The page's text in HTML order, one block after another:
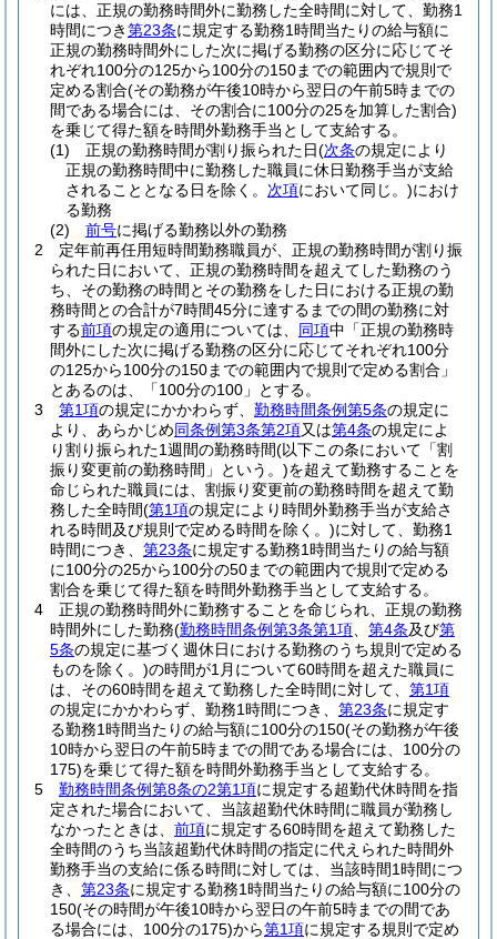
には、正規の勤務時間外に勤務した全時間に対して、勤務1
時間につき第23条に規定する勤務1時間当たりの給与額に
正規の勤務時間外にした次に掲げる勤務の区分に応じてそ
れぞれ100分の125から100分の150までの範囲内で規則で
定める割合(その勤務が午後10時から翌日の午前5時までの
間である場合には、その割合に100分の25を加算した割合)
を乗じて得た額を時間外勤務手当として支給する。
(1)
正規の勤務時間が割り振られた日(次条の規定により
正規の勤務時間中に勤務した職員に休日勤務手当が支給
されることとなる日を除く。 次項において同じ。)におけ
る勤務
(2)
前号に掲げる勤務以外の勤務
2
定年前再任用短時間勤務職員が、正規の勤務時間が割り振
られた日において、正規の勤務時間を超えてした勤務のう
ち、その勤務の時間とその勤務をした日における正規の勤
務時間との合計が7時間45分に達するまでの間の勤務に対
する前項の規定の適用については、 同項中「正規の勤務時
間外にした次に掲げる勤務の区分に応じてそれぞれ100分
の125から100分の150までの範囲内で規則で定める割合」
とあるのは、「100分の100」とする。
3
第1項の規定にかかわらず、 勤務時間条例第5条の規定に
より、あらかじめ同条例第3条第2項又は第4条の規定によ
り割り振られた1週間の勤務時間(以下この条において「割
振り変更前の勤務時間」という。)を超えて勤務することを
命じられた職員には、割振り変更前の勤務時間を超えて勤
務した全時間(第1項の規定により時間外勤務手当が支給さ
れる時間及び規則で定める時間を除く。)に対して、勤務1
時間につき、 第23条に規定する勤務1時間当たりの給与額
に100分の25から100分の50までの範囲内で規則で定める
割合を乗じて得た額を時間外勤務手当として支給する。
4
正規の勤務時間外に勤務することを命じられ、正規の勤務
時間外にした勤務(勤務時間条例第3条第1項 第4条及び第
5条の規定に基づく週休日における勤務のうち規則で定める
ものを除く。)の時間が1月について60時間を超えた職員に
は、その60時間を超えて勤務した全時間に対して、 第1項
の規定にかかわらず、勤務1時間につき、 第23条に規定す
る勤務1時間当たりの給与額に100分の150(その勤務が午後
10時から翌日の午前5時までの間である場合には、100分の
175)を乗じて得た額を時間外勤務手当として支給する。
5
勤務時間条例第8条の2第1項に規定する超勤代休時間を指
定された場合において、当該超勤代休時間に職員が勤務し
なかったときは、 前項に規定する60時間を超えて勤務した
全時間のうち当該超勤代休時間の指定に代えられた時間外
勤務手当の支給に係る時間に対しては、当該時間1時間につ
き、 第23条に規定する勤務1時間当たりの給与額に100分の
150(その時間が午後10時から翌日の午前5時までの間であ
る場合には、100分の175)から第1項に規定する規則で定め